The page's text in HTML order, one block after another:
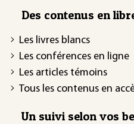
Des contenus en
Les livres blancs
Les conférences en ligne
Les articles témoins
Tous les contenus en
Un suivi selon vos